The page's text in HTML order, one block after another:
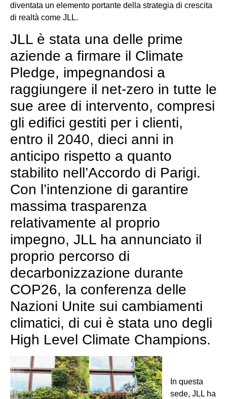
diventata un elemento portante della strategia di crescita
di realtà come JLL.
JLL è stata una delle prime
aziende a firmare il Climate
Pledge, impegnandosi a
raggiungere il net-zero in tutte le
sue aree di intervento, compresi
gli edifici gestiti per i clienti,
entro il 2040, dieci anni in
anticipo rispetto a quanto
stabilito nell’Accordo di Parigi.
Con l’intenzione di garantire
massima trasparenza
relativamente al proprio
impegno, JLL ha annunciato il
proprio percorso di
decarbonizzazione durante
COP26, la conferenza delle
Nazioni Unite sui cambiamenti
climatici, di cui è stata uno degli
High Level Climate Champions.
In questa
sede, JLL ha